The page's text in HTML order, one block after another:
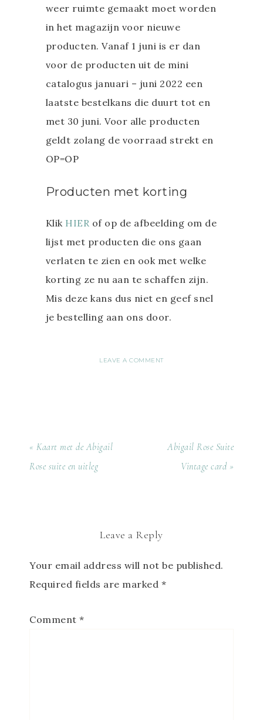
weer ruimte gemaakt moet worden
in het magazijn voor nieuwe
producten. Vanaf 1 juni is er dan
voor de producten uit de mini
catalogus januari – juni 2022 een
laatste bestelkans die duurt tot en
met 30 juni. Voor alle producten
geldt zolang de voorraad strekt en
OP=OP
Producten met korting
Klik HIER of op de afbeelding om de
lijst met producten die ons gaan
verlaten te zien en ook met welke
korting ze nu aan te schaffen zijn.
Mis deze kans dus niet en geef snel
je bestelling aan ons door.
LEAVE A COMMENT
« Kaart met de Abigail
Rose suite en uitleg
Abigail Rose Suite
Vintage card »
Leave a Reply
Your email address will not be published.
Required fields are marked *
Comment *